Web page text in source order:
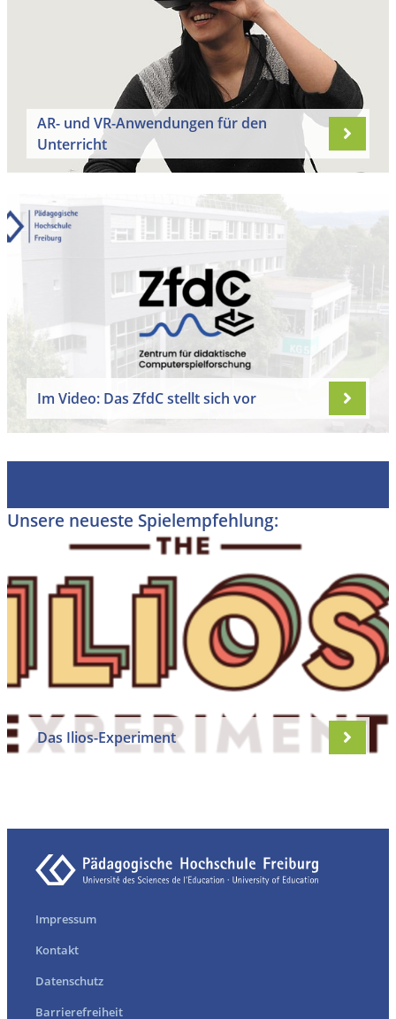
AR- und VR-Anwendungen für den
Unterricht
Im Video: Das ZfdC stellt sich vor
Unsere neueste Spielempfehlung:
Das Ilios-Experiment
Impressum
Kontakt
Datenschutz
Barrierefreiheit